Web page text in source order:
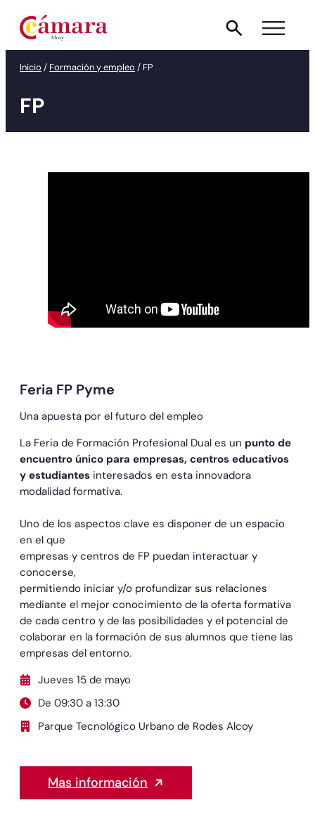
Saltar
contenido
Inicio / Formación y empleo / FP
FP
Feria FP Pyme
Una apuesta por el futuro del empleo
La Feria de Formación Profesional Dual es un punto de
encuentro único para empresas, centros educativos
y estudiantes interesados en esta innovadora
modalidad formativa.
Uno de los aspectos clave es disponer de un espacio
en el que
empresas y centros de FP puedan interactuar y
conocerse,
permitiendo iniciar y/o profundizar sus relaciones
mediante el mejor conocimiento de la oferta formativa
de cada centro y de las posibilidades y el potencial de
colaborar en la formación de sus alumnos que tiene las
empresas del entorno.
Jueves 15 de mayo
De 09:30 a 13:30
Parque Tecnológico Urbano de Rodes Alcoy
Mas información